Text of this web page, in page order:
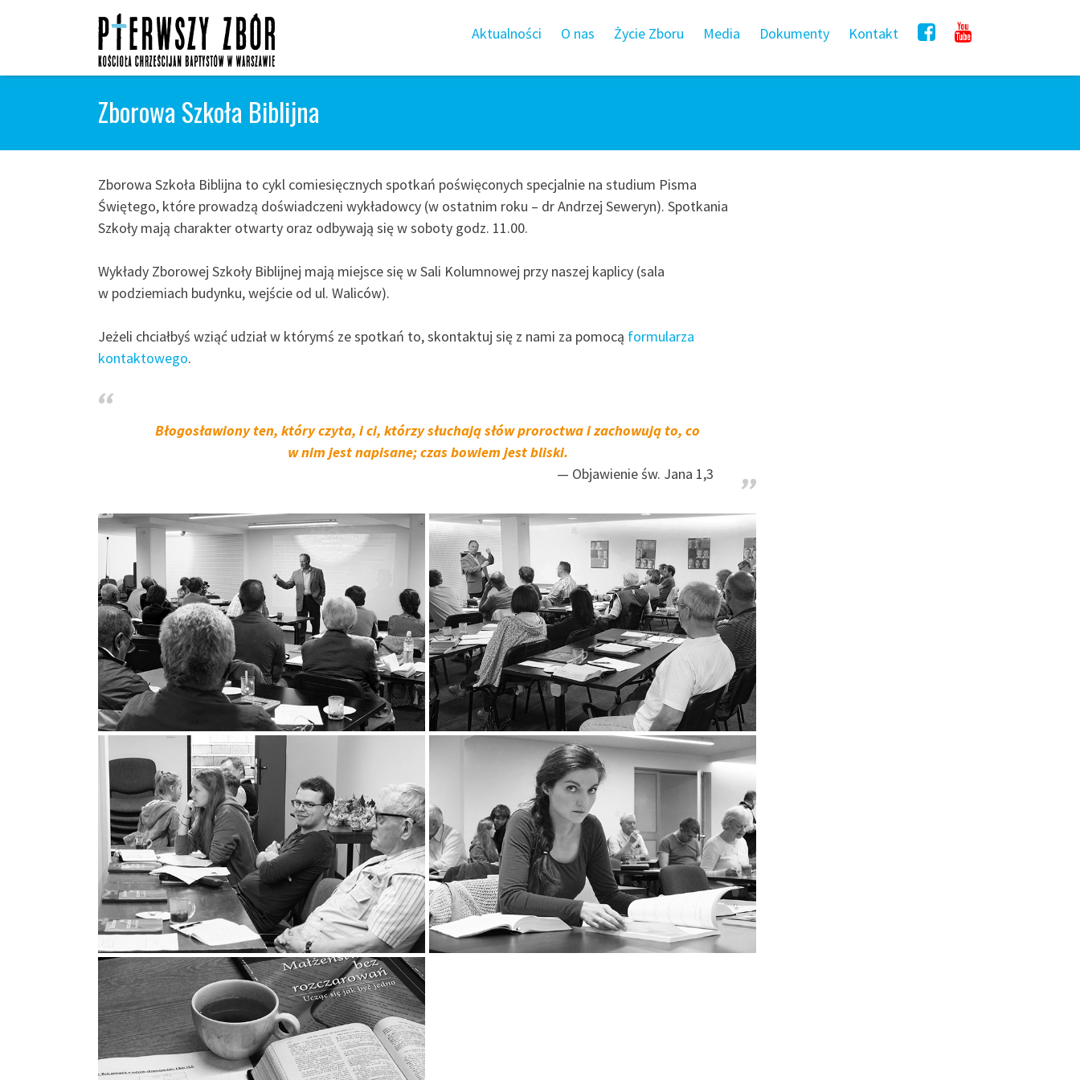
Aktualności O nas Życie Zboru Media Dokumenty Kontakt
Zborowa Szkoła Biblijna
Zborowa Szkoła Biblijna to cykl comiesięcznych spotkań poświęconych specjalnie na studium Pisma
Świętego, które prowadzą doświadczeni wykładowcy (w ostatnim roku – dr Andrzej Seweryn). Spotkania
Szkoły mają charakter otwarty oraz odbywają się w soboty godz. 11.00.
Wykłady Zborowej Szkoły Biblijnej mają miejsce się w Sali Kolumnowej przy naszej kaplicy (sala
w podziemiach budynku, wejście od ul. Waliców).
Jeżeli chciałbyś wziąć udział w którymś ze spotkań to, skontaktuj się z nami za pomocą formularza
kontaktowego.
Błogosławiony ten, który czyta, i ci, którzy słuchają słów proroctwa i zachowują to, co
w nim jest napisane; czas bowiem jest bliski.
Objawienie św. Jana 1,3